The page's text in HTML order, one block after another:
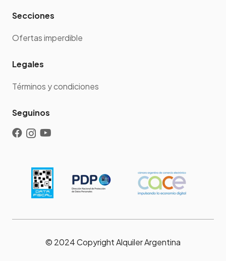
Secciones
Ofertas imperdible
Legales
Términos y condiciones
Seguinos
© 2024 Copyright Alquiler Argentina